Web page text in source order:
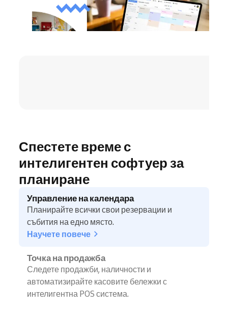
Спестете време с
интелигентен софтуер за
планиране
Управление на календара
Планирайте всички свои резервации и
събития на едно място.
Научете повече
Точка на продажба
Следете продажби, наличности и
автоматизирайте касовите бележки с
интелигентна POS система.